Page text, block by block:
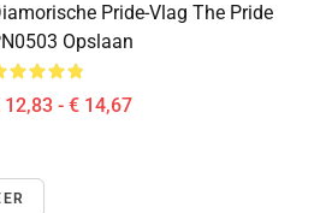
Pride-Vlag The Pride
Opslaan
12,83 - € 14,67